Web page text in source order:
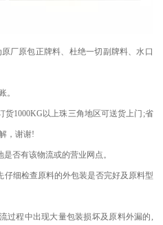
厂原包正牌料、杜绝一切副牌料、水口
。
货1000KG 以上珠三角地区可送货上门 ;省
，谢谢!
否有该物流或的营业网点。
细检查原料的外包装是否完好及原料型
过程中出现大量包装损坏及原料外漏的,